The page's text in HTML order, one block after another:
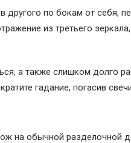
другого по бокам от себя,
из третьего
а также слишком долго
гадание, погасив
на обычной разделочной